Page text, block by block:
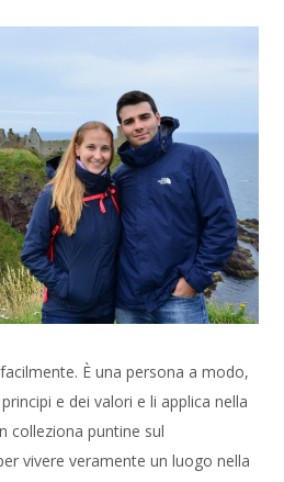
È una persona a modo,
e dei valori e li applica nella
colleziona puntine sul
vivere veramente un luogo nella